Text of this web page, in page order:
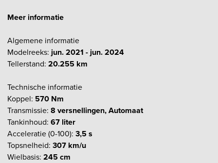
Meer informatie
Algemene informatie
Modelreeks: jun. 2021 - jun. 2024
Tellerstand: 20.255 km
Technische informatie
Koppel: 570 Nm
Transmissie: 8 versnellingen, Automaat
Tankinhoud: 67 liter
Acceleratie (0-100): 3,5 s
Topsnelheid: 307 km/u
Wielbasis: 245 cm